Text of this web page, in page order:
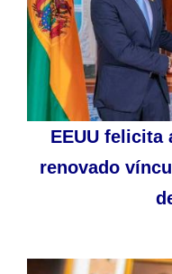
EEUU felicita
renovado